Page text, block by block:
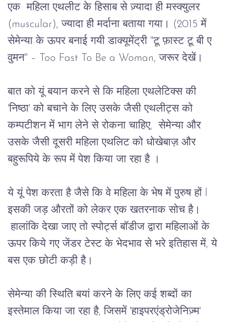
एक महिला एथलीट के हिसाब से ज़्यादा ही मस्क्युलर
(muscular), ज्यादा ही मर्दाना बताया गया। (2015 में
सेमेन्या के ऊपर बनाई गयी डाक्यूमेंट्री "टू फ़ास्ट टू बी ए
वुमन" – Too Fast To Be a Woman, जरूर देखें।
बात को यूं बयान करने से कि महिला एथलेटिक्स की
'निष्ठा' को बचाने के लिए उसके जैसी एथलीट्स को
कम्पटीशन में भाग लेने से रोकना चाहिए, सेमेन्या और
उसके जैसी दूसरी महिला एथलिट को धोखेबाज़ और
बहुरूपिये के रूप में पेश किया जा रहा है ।
ये यूं पेश करता है जैसे कि वे महिला के भेष में पुरुष हों l
इसकी जड़ औरतों को लेकर एक खतरनाक सोच है।
हालांकि देखा जाए तो स्पोर्ट्स बॉडीज द्वारा महिलाओं के
ऊपर किये गए जेंडर टेस्ट के भेदभाव से भरे इतिहास में, ये
बस एक छोटी कड़ी है।
सेमेन्या की स्थिति बयां करने के लिए कई शब्दों का
इस्तेमाल किया जा रहा है, जिसमें 'हाइपरएंड्रोजेनिज़्म'